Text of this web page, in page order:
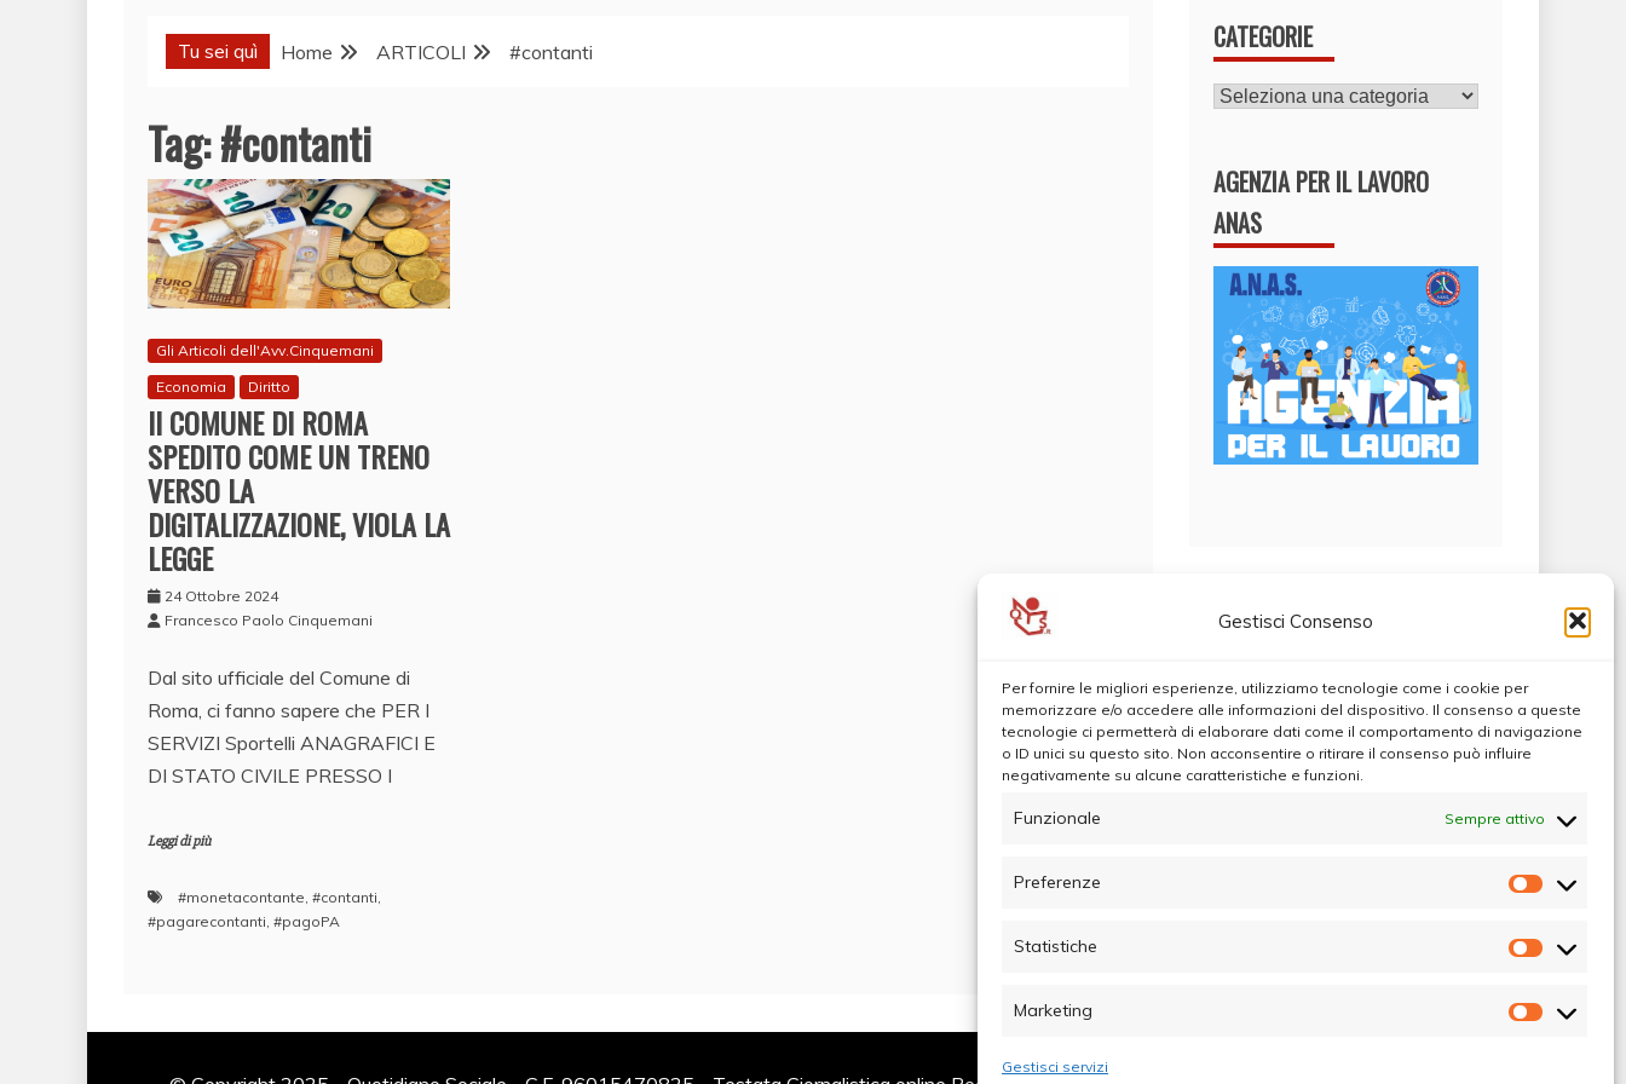
Gestisci Consenso
Per fornire le migliori esperienze, utilizziamo tecnologie come i cookie per
memorizzare e/o accedere alle informazioni del dispositivo. Il consenso a queste
tecnologie ci permetterà di elaborare dati come il comportamento di navigazione
o ID unici su questo sito. Non acconsentire o ritirare il consenso può influire
negativamente su alcune caratteristiche e funzioni.
Funzionale Sempre attivo
Preferenze
Statistiche
Marketing
Gestisci servizi
Tu sei quì Home ARTICOLI #contanti
Tag:#contanti
Gli Articoli dell'Avv.Cinquemani
Economia
Diritto
Il COMUNE DI ROMA
SPEDITO COME UN TRENO
VERSO LA
DIGITALIZZAZIONE, VIOLA LA
LEGGE
24 Ottobre 2024
Francesco Paolo Cinquemani
Dal sito ufficiale del Comune di
Roma, ci fanno sapere che PER I
SERVIZI Sportelli ANAGRAFICI E
DI STATO CIVILE PRESSO I
Leggi di più
#monetacontante, #contanti,
#pagarecontanti, #pagoPA
CATEGORIE
CATEGORIE
AGENZIA PER IL LAVORO
ANAS